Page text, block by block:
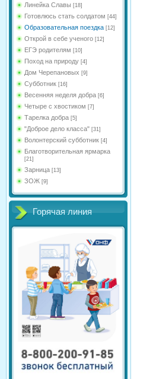
Линейка Славы [18]
Готовлюсь стать солдатом [44]
Образовательная поездка [12]
Открой в себе ученого [12]
ЕГЭ родителям [10]
Поход на природу [4]
Дом Черепановых [9]
Субботник [16]
Весенняя неделя добра [6]
Четыре с хвостиком [7]
Тарелка добра [5]
"Доброе дело класса" [31]
Волонтерский субботник [4]
Благотворительная ярмарка
[21]
Зарница [13]
ЗОЖ [9]
Горячая линия